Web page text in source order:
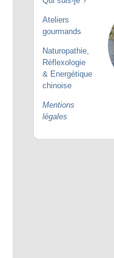
Ateliers
gourmands
Naturopathie,
Réflexologie
& Energétique
chinoise
Mentions
légales